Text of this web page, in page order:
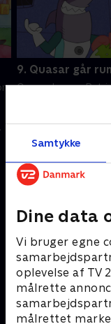
Samtykke
Dine data
Vi bruger egne
oplevelse af TV
målrette
målrettet
9. Quasar går
Quasar bruger
universet.
27. juni 2026 • 21 min
Andre så også